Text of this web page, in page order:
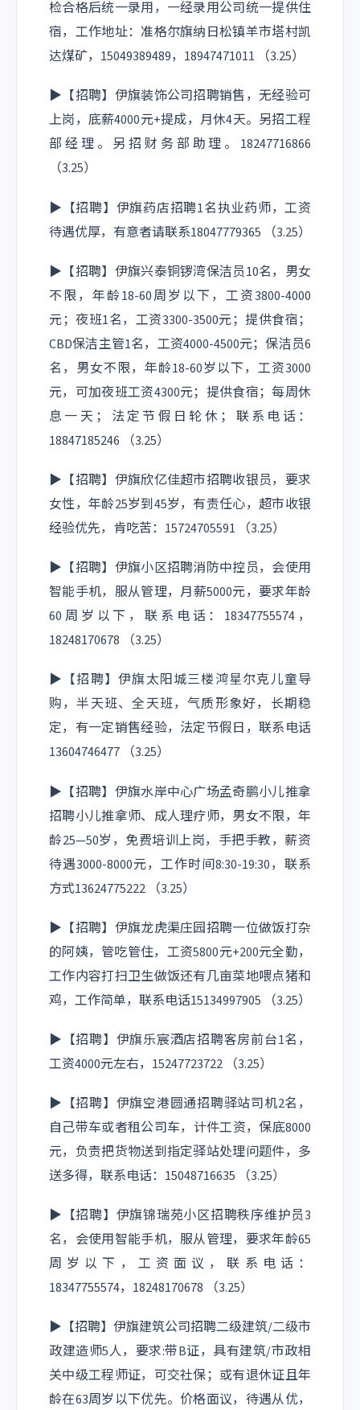
检合格后统一录用，一经录用公司统一提供住
宿，工作地址：准格尔旗纳日松镇羊市塔村凯
达煤矿，15049389489，18947471011 （3.25）
▶【招聘】伊旗装饰公司招聘销售，无经验可
上岗，底薪4000元+提成，月休4天。另招工程
部经理。另招财务部助理。18247716866
（3.25）
▶【招聘】伊旗药店招聘1名执业药师，工资
待遇优厚，有意者请联系18047779365 （3.25）
▶【招聘】伊旗兴泰铜锣湾保洁员10名，男女
不限，年龄18-60周岁以下，工资3800-4000
元；夜班1名，工资3300-3500元；提供食宿；
CBD保洁主管1名，工资4000-4500元；保洁员6
名，男女不限，年龄18-60岁以下，工资3000
元，可加夜班工资4300元；提供食宿；每周休
息一天；法定节假日轮休；联系电话：
18847185246 （3.25）
▶【招聘】伊旗欣亿佳超市招聘收银员，要求
女性，年龄25岁到45岁，有责任心，超市收银
经验优先，肯吃苦：15724705591 （3.25）
▶【招聘】伊旗小区招聘消防中控员，会使用
智能手机，服从管理，月薪5000元，要求年龄
60周岁以下，联系电话：18347755574，
18248170678 （3.25）
▶【招聘】伊旗太阳城三楼鸿星尔克儿童导
购，半天班、全天班，气质形象好，长期稳
定，有一定销售经验，法定节假日，联系电话
13604746477 （3.25）
▶【招聘】伊旗水岸中心广场孟奇鹏小儿推拿
招聘小儿推拿师、成人理疗师，男女不限，年
龄25—50岁，免费培训上岗，手把手教，薪资
待遇3000-8000元，工作时间8:30-19:30，联系
方式13624775222 （3.25）
▶【招聘】伊旗龙虎渠庄园招聘一位做饭打杂
的阿姨，管吃管住，工资5800元+200元全勤，
工作内容打扫卫生做饭还有几亩菜地喂点猪和
鸡，工作简单，联系电话15134997905 （3.25）
▶【招聘】伊旗乐宸酒店招聘客房前台1名，
工资4000元左右，15247723722 （3.25）
▶【招聘】伊旗空港圆通招聘驿站司机2名，
自己带车或者租公司车，计件工资，保底8000
元，负责把货物送到指定驿站处理问题件，多
送多得，联系电话：15048716635 （3.25）
▶【招聘】伊旗锦瑞苑小区招聘秩序维护员3
名，会使用智能手机，服从管理，要求年龄65
周岁以下，工资面议，联系电话：
18347755574，18248170678 （3.25）
▶【招聘】伊旗建筑公司招聘二级建筑/二级市
政建造师5人，要求:带B证，具有建筑/市政相
关中级工程师证，可交社保；或有退休证且年
龄在63周岁以下优先。价格面议，待遇从优，